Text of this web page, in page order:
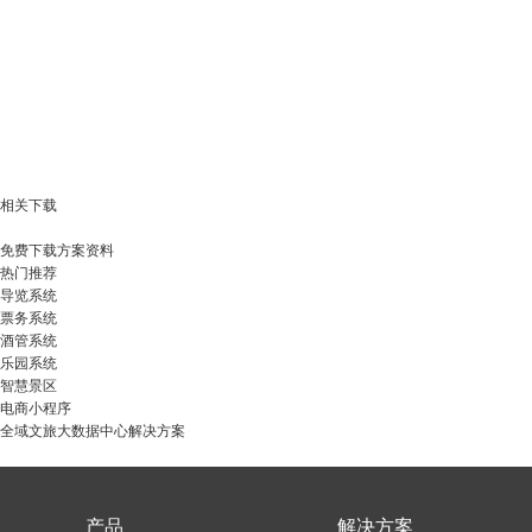
相关下载
免费下载方案资料
热门推荐
导览系统
票务系统
酒管系统
乐园系统
智慧景区
电商小程序
全域文旅大数据中心解决方案
产品 解决方案